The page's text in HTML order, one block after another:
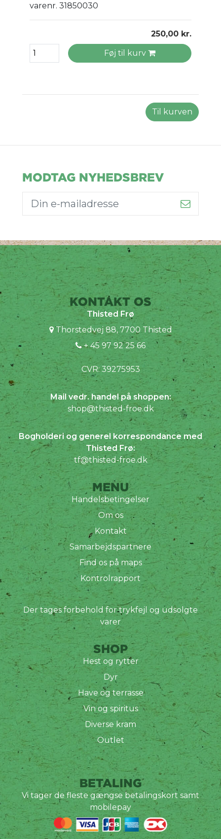
varenr. 31850030
250,00 kr.
Føj til kurv
Til kurven
MODTAG NYHEDSBREV
KONTAKT OS
Thisted Frø
Thorstedvej 88, 7700 Thisted
+ 45 97 92 25 66
CVR: 39275953
Mail vedr. handel på shoppen:
shop@thisted-froe.dk
Bogholderi og generel korrespondance med
Thisted Frø:
tf@thisted-froe.dk
MENU
Handelsbetingelser
Om os
Kontakt
Samarbejdspartnere
Find os på maps
Kontrolrapport
Der tages forbehold for trykfejl og udsolgte
varer
SHOP
Hest og rytter
Dyr
Have og terrasse
Vin og spiritus
Diverse kram
Outlet
BETALING
Vi tager de fleste gængse betalingskort samt
mobilepay